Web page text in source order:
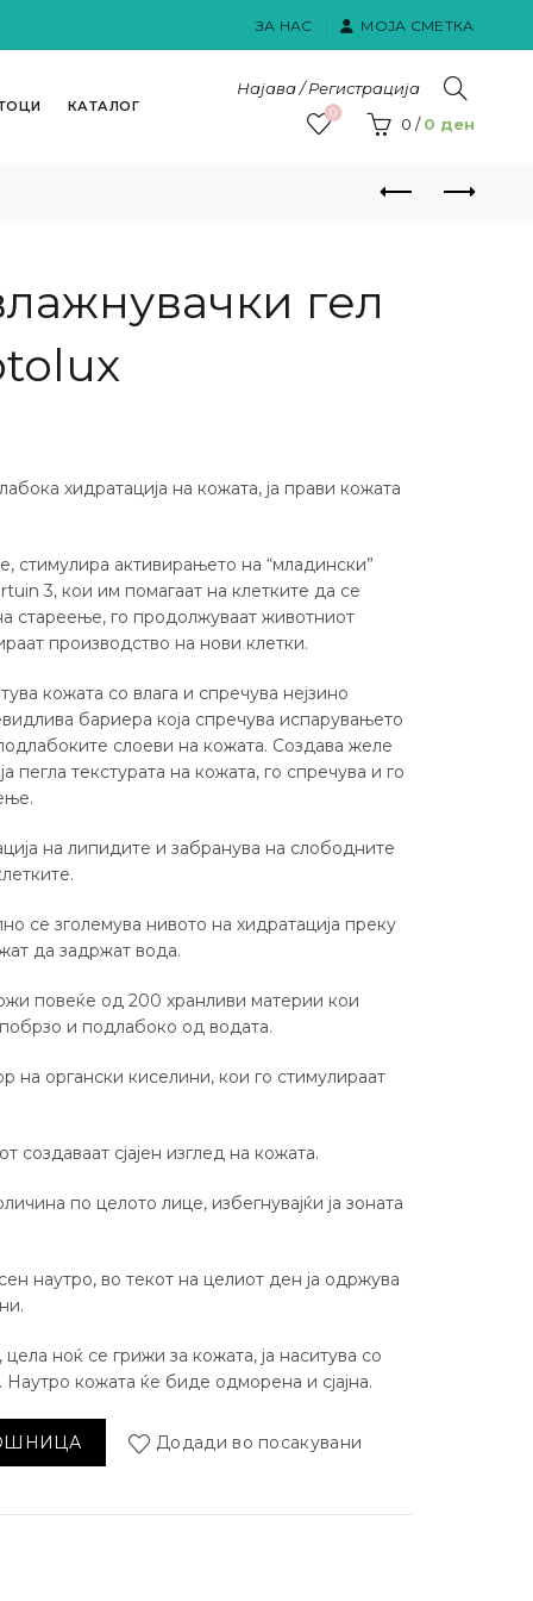
ЗА НАС МОЈА СМЕТКА
КАТАЛОГ
Најава / Регистрација
0
0 / 0 ден
гел
хидратација на кожата, ја прави кожата
стимулира активирањето на “младински”
3, кои им помагаат на клетките да се
стареење, го продолжуваат животниот
производство на нови клетки.
кожата со влага и спречува нејзино
бариера која спречува испарувањето
слоеви на кожата. Создава желе
пегла текстурата на кожата, го спречува и го
на липидите и забранува на слободните
се зголемува нивото на хидратација преку
да задржат вода.
повеќе од 200 хранливи материи кои
и подлабоко од водата.
на органски киселини, кои го стимулираат
создаваат сјајен изглед на кожата.
по целото лице, избегнувајќи ја зоната
наутро, во текот на целиот ден ја одржува
ноќ се грижи за кожата, ја наситува со
кожата ќе биде одморена и сјајна.
за лице Botolux количина
Додади во посакувани